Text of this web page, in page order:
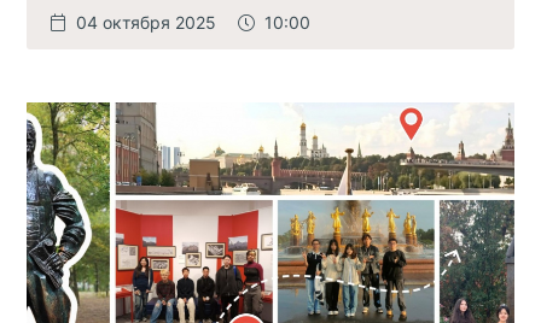
04 октября 2025 10:00